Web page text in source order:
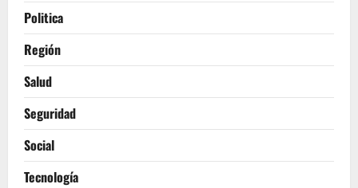
Politica
Región
Salud
Seguridad
Social
Tecnología